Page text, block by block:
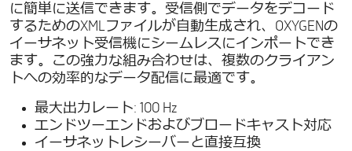
に簡単に送信できます。受信側でデータをデコード
するためのXMLファイルが自動生成され、OXYGENの
イーサネット受信機にシームレスにインポートでき
ます。この強力な組み合わせは、複数のクライアン
トへの効率的なデータ配信に最適です。
最大出力レート: 100 Hz
エンドツーエンドおよびブロードキャスト対応
イーサネットレシーバーと直接互換